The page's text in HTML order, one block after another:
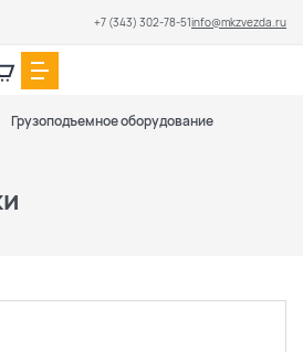
+7 (343) 302-78-51info@mkzvezda.ru
Грузоподъемное оборудование